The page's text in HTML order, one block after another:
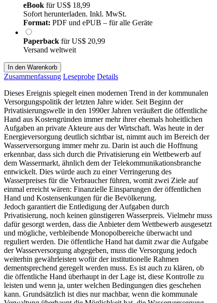
eBook fürUS$ 18,99
Sofort herunterladen. Inkl. MwSt.
Format: PDF und ePUB – für alle Geräte
Paperback fürUS$ 20,99
Versand weltweit
In den Warenkorb
Zusammenfassung Leseprobe Details
Dieses Ereignis spiegelt einen modernen Trend in der kommunalen
Versorgungspolitik der letzten Jahre wider. Seit Beginn der
Privatisierungswelle in den 1990er Jahren veräußert die öffentliche
Hand aus Kostengründen immer mehr ihrer ehemals hoheitlichen
Aufgaben an private Akteure aus der Wirtschaft. Was heute in der
Energieversorgung deutlich sichtbar ist, nimmt auch im Bereich der
Wasserversorgung immer mehr zu. Darin ist auch die Hoffnung
erkennbar, dass sich durch die Privatisierung ein Wettbewerb auf
dem Wassermarkt, ähnlich dem der Telekommunikationsbranche
entwickelt. Dies würde auch zu einer Verringerung des
Wasserpreises für die Verbraucher führen, womit zwei Ziele auf
einmal erreicht wären: Finanzielle Einsparungen der öffentlichen
Hand und Kostensenkungen für die Bevölkerung.
Jedoch garantiert die Entledigung der Aufgaben durch
Privatisierung, noch keinen günstigeren Wasserpreis. Vielmehr muss
dafür gesorgt werden, dass die Anbieter dem Wettbewerb ausgesetzt
und mögliche, verbleibende Monopolbereiche überwacht und
reguliert werden. Die öffentliche Hand hat damit zwar die Aufgabe
der Wasserversorgung abgegeben, muss die Versorgung jedoch
weiterhin gewährleisten wofür der institutionelle Rahmen
dementsprechend geregelt werden muss. Es ist auch zu klären, ob
die öffentliche Hand überhaupt in der Lage ist, diese Kontrolle zu
leisten und wenn ja, unter welchen Bedingungen dies geschehen
kann. Grundsätzlich ist dies nur machbar, wenn die kommunale